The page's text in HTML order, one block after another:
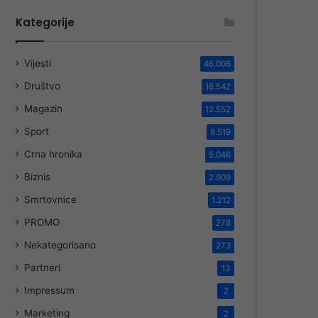
Kategorije
Vijesti 46.006
Društvo 18.542
Magazin 12.552
Sport 8.519
Crna hronika 5.046
Biznis 2.909
Smrtovnice 1.212
PROMO 278
Nekategorisano 273
Partneri 13
Impressum 2
Marketing 2